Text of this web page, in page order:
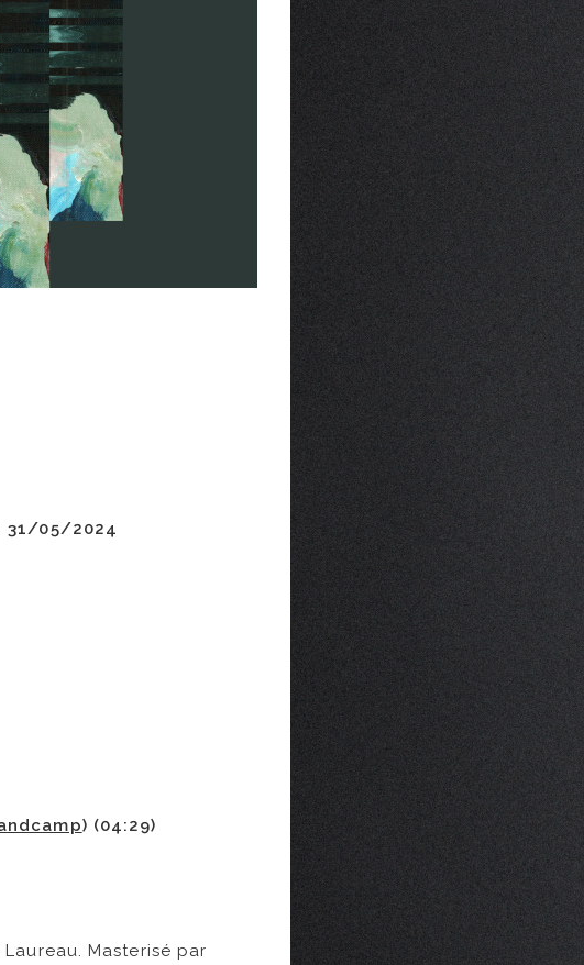
31/05/2024
) (04:29)
Masterisé par